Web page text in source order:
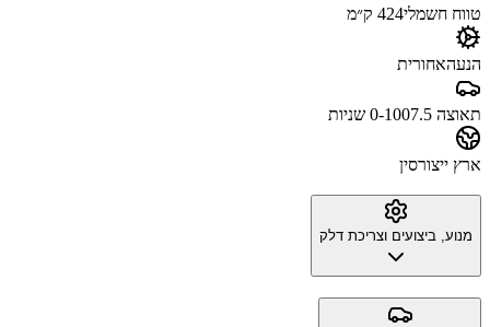
טווח חשמלי424 ק״מ
הנעהאחורית
תאוצה 0-100 7.5 שניות
ארץ ייצורסין
מנוע, ביצועים וצריכת דלק